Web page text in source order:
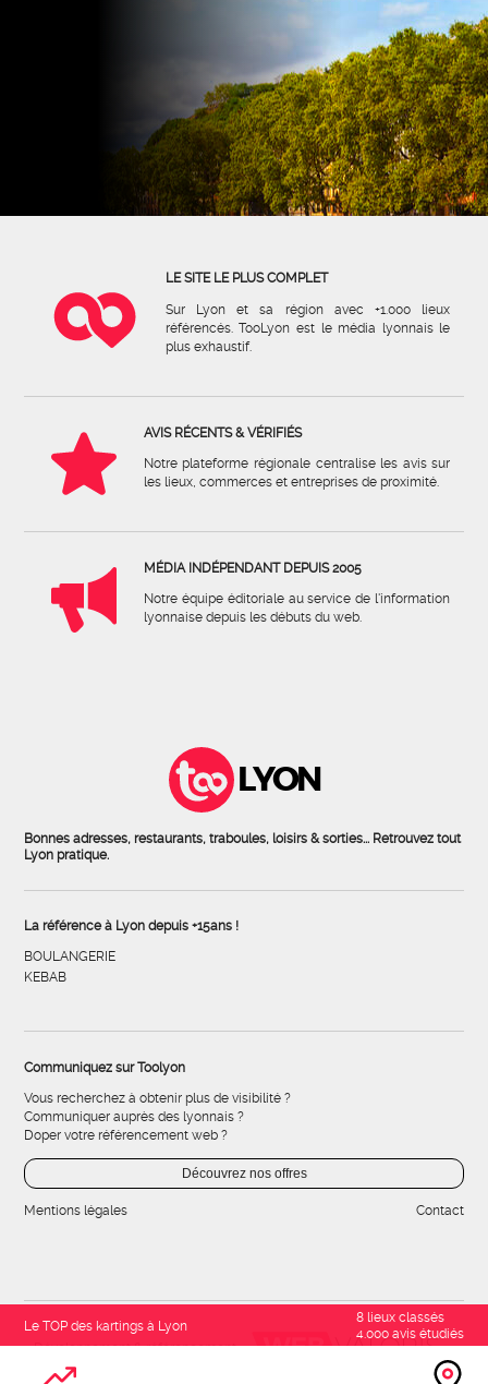
LE SITE LE PLUS COMPLET
Sur Lyon et sa région avec +1.000 lieux
référencés. TooLyon est le média lyonnais le
plus exhaustif.
AVIS RÉCENTS & VÉRIFIÉS
Notre plateforme régionale centralise les avis sur
les lieux, commerces et entreprises de proximité.
MÉDIA INDÉPENDANT DEPUIS 2005
Notre équipe éditoriale au service de l'information
lyonnaise depuis les débuts du web.
LYON
Bonnes adresses, restaurants, traboules, loisirs & sorties... Retrouvez tout
Lyon pratique.
La référence à Lyon depuis +15ans !
BOULANGERIE
KEBAB
Communiquez sur Toolyon
Vous recherchez à obtenir plus de visibilité ?
Communiquer auprès des lyonnais ?
Doper votre référencement web ?
Découvrez nos offres
Mentions légales Contact
Développement & référencement
Le TOP des kartings à Lyon
8 lieux classés
4.000 avis étudiés